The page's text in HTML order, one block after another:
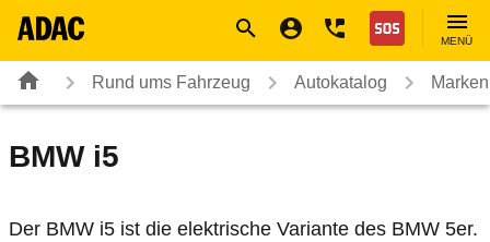
Nothilfe
MENÜ
Rund ums Fahrzeug Autokatalog
BMW i5
Der BMW i5 ist die elektrische Variante des BMW 5er.